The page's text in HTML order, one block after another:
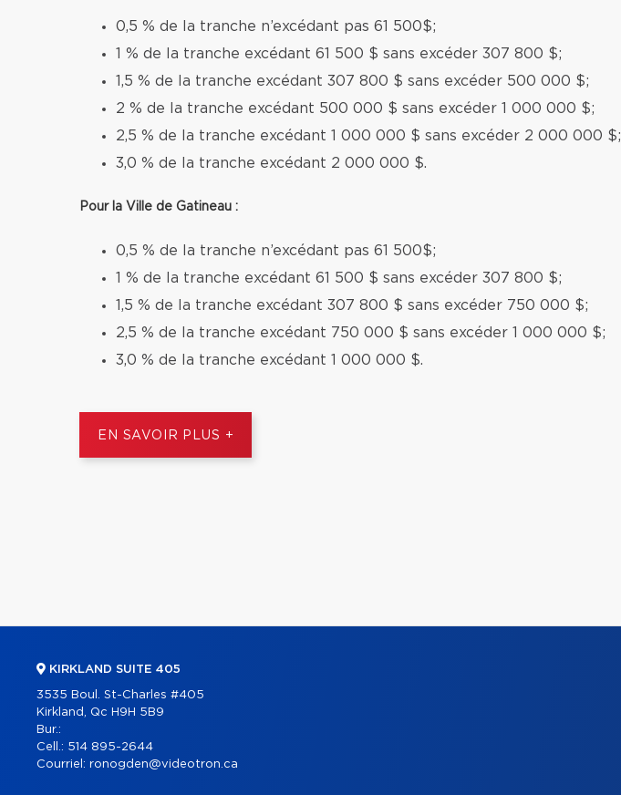
0,5 % de la tranche n’excédant pas 61 500$;
1 % de la tranche excédant 61 500 $ sans excéder 307 800 $;
1,5 % de la tranche excédant 307 800 $ sans excéder 500 000 $;
2 % de la tranche excédant 500 000 $ sans excéder 1 000 000 $;
2,5 % de la tranche excédant 1 000 000 $ sans excéder 2 000 000 $;
3,0 % de la tranche excédant 2 000 000 $.
Pour la Ville de Gatineau :
0,5 % de la tranche n’excédant pas 61 500$;
1 % de la tranche excédant 61 500 $ sans excéder 307 800 $;
1,5 % de la tranche excédant 307 800 $ sans excéder 750 000 $;
2,5 % de la tranche excédant 750 000 $ sans excéder 1 000 000 $;
3,0 % de la tranche excédant 1 000 000 $.
EN SAVOIR PLUS +
KIRKLAND SUITE 405
3535 Boul. St-Charles #405
Kirkland, Qc H9H 5B9
Bur.:
Cell.: 514 895-2644
Courriel: ronogden@videotron.ca